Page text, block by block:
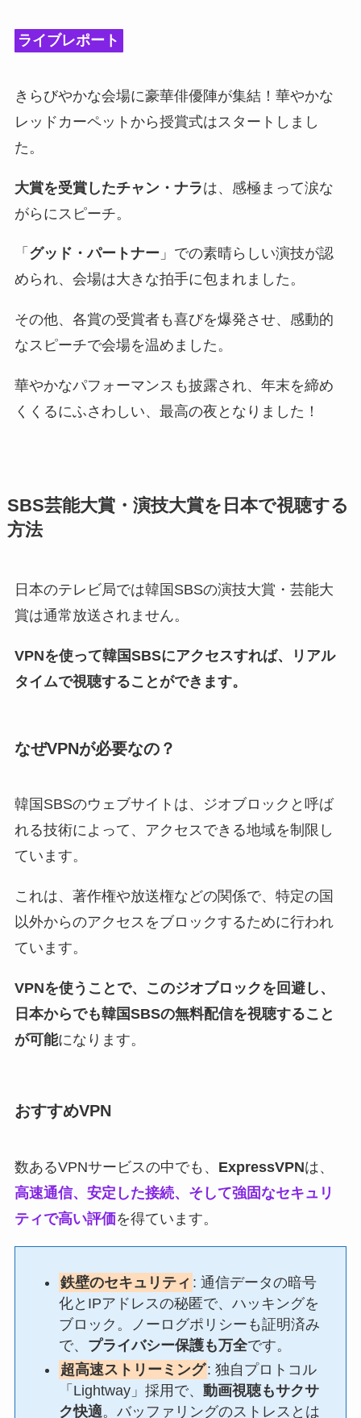
ライブレポート
きらびやかな会場に豪華俳優陣が集結！華やかな
レッドカーペットから授賞式はスタートしまし
た。
大賞を受賞したチャン・ナラは、感極まって涙な
がらにスピーチ。
「 グッド・パートナー 」での素晴らしい演技が認
められ、会場は大きな拍手に包まれました。
その他、各賞の受賞者も喜びを爆発させ、感動的
なスピーチで会場を温めました。
華やかなパフォーマンスも披露され、年末を締め
くくるにふさわしい、最高の夜となりました！
SBS芸能大賞・演技大賞を日本で視聴する
方法
日本のテレビ局では韓国SBSの演技大賞・芸能大
賞は通常放送されません。
VPNを使って韓国SBSにアクセスすれば、リアル
タイムで視聴することができます。
なぜVPNが必要なの？
韓国SBSのウェブサイトは、ジオブロックと呼ば
れる技術によって、アクセスできる地域を制限し
ています。
これは、著作権や放送権などの関係で、特定の国
以外からのアクセスをブロックするために行われ
ています。
VPNを使うことで、このジオブロックを回避し、
日本からでも韓国SBSの無料配信を視聴すること
が可能になります。
おすすめVPN
数あるVPNサービスの中でも、 ExpressVPNは、
高速通信、安定した接続、そして強固なセキュリ
ティで高い評価を得ています。
鉄壁のセキュリティ : 通信データの暗号
化とIPアドレスの秘匿で、ハッキングを
ブロック。ノーログポリシーも証明済み
で、 プライバシー保護も万全です。
超高速ストリーミング: 独自プロトコル
「Lightway」採用で、 動画視聴もサクサ
ク快適。バッファリングのストレスとは